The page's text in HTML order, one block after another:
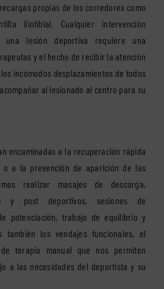
propias de los corredores como
iliotibial. Cualquier intervención
una lesión deportiva requiere una
y el hecho de recibir la atención
incómodos desplazamientos de todos
al lesionado al centro para su
encaminadas a la recuperación rápida
a la prevención de aparición de las
realizar masajes de descarga,
y post deportivos, sesiones de
potenciación, trabajo de equilibrio y
también los vendajes funcionales, el
terapia manual que nos permiten
a las necesidades del deportista y su